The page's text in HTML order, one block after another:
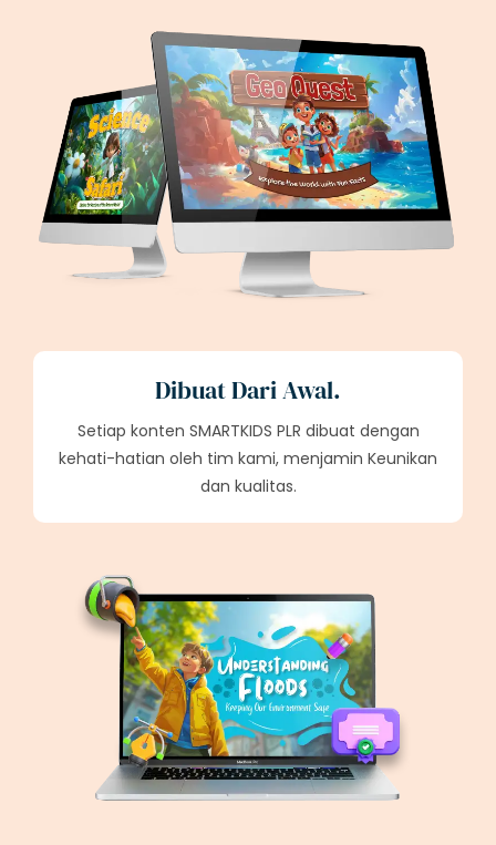
Dibuat Dari Awal.
Setiap konten SMARTKIDS PLR dibuat dengan
kehati-hatian oleh tim kami, menjamin Keunikan
dan kualitas.